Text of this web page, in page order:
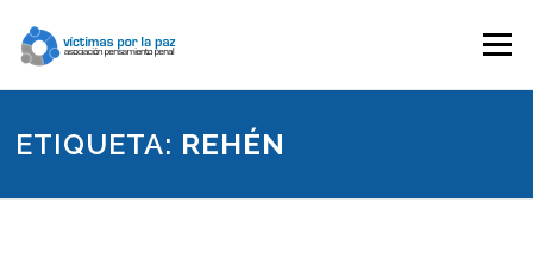
contenido
Menú
ETIQUETA: REHÉN